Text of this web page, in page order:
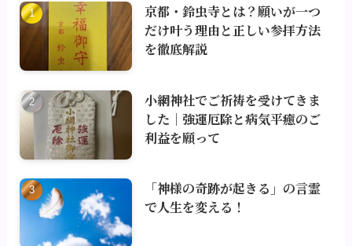
京都・鈴虫寺とは？願いが一つ
だけ叶う理由と正しい参拝方法
を徹底解説
小網神社でご祈祷を受けてきま
した｜強運厄除と病気平癒のご
利益を願って
「神様の奇跡が起きる」の言霊
で人生を変える！